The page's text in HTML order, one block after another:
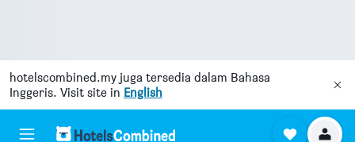
hotelscombined.my juga tersedia dalam Bahasa
Inggeris. Visit site in English